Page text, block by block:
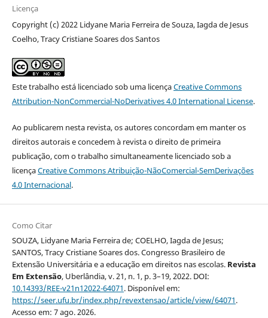
Licença
Copyright (c) 2022 Lidyane Maria Ferreira de Souza, Iagda de Jesus
Coelho, Tracy Cristiane Soares dos Santos
Este trabalho está licenciado sob uma licençaCreative Commons
Attribution-NonCommercial-NoDerivatives 4.0 International License.
Ao publicarem nesta revista, os autores concordam em manter os
direitos autorais e concedem à revista o direito de primeira
publicação, com o trabalho simultaneamente licenciado sob a
licençaCreative Commons Atribuição-NãoComercial-SemDerivações
4.0 Internacional.
Como Citar
SOUZA, Lidyane Maria Ferreira de; COELHO, Iagda de Jesus;
SANTOS, Tracy Cristiane Soares dos. Congresso Brasileiro de
Extensão Universitária e a educação em direitos nas escolas. Revista
Em Extensão, Uberlândia, v. 21, n. 1, p. 3–19, 2022. DOI:
10.14393/REE-v21n12022-64071. Disponível em:
https://seer.ufu.br/index.php/revextensao/article/view/64071.
Acesso em: 7 ago. 2026.